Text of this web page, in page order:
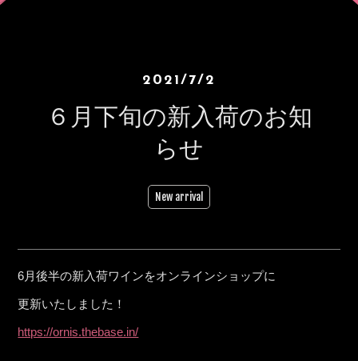
2021/7/2
６月下旬の新入荷のお知
らせ
New arrival
6月後半の新入荷ワインをオンラインショップに
更新いたしました！
https://ornis.thebase.in/